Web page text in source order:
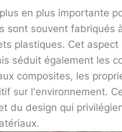
en plus importante
sont souvent
plastiques. Cet
séduit également les
composites, les
sur l'environnement.
du design qui